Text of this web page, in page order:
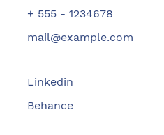
+ 555 - 1234678
mail@example.com
Linkedin
Behance